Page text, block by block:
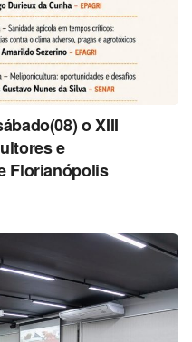
o XIII
e
Florianópolis